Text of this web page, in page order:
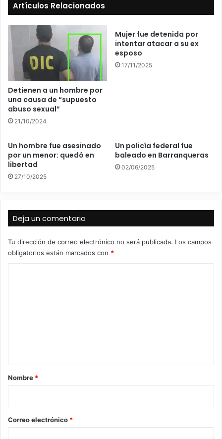
Artículos Relacionados
Detienen a un hombre por
una causa de “supuesto
abuso sexual”
21/10/2024
Mujer fue detenida por
intentar atacar a su ex
esposo
17/11/2025
Un hombre fue asesinado
por un menor: quedó en
libertad
27/10/2025
Un policía federal fue
baleado en Barranqueras
02/06/2025
Deja un comentario
Tu dirección de correo electrónico no será publicada. Los campos
obligatorios están marcados con *
r
*
Nombre *
Correo electrónico *